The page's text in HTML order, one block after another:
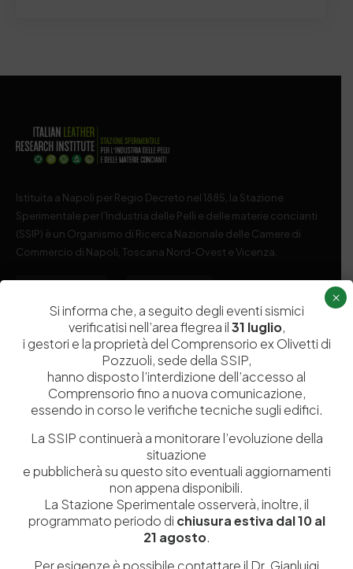
Istituita a Napoli per Regio Decreto nel 1885, la Stazione
Sperimentale per l’Industria delle Pelli e delle materie concianti
(SSIP) è un Organismo di Ricerca Nazionale delle Camere di
Commercio di Napoli, Toscana Nord-Ovest e Vicenza.
Chi siamo
Ricerca e Sviluppo
Formazione
Divulgazione scientifica e
Contatti
Laboratori
Dipartimenti di ricerca
Biblioteca
Politecnico del Cuoio
Media
Tutela Whistleblowing
Amministrazione Trasparente
Si informa che, a seguito degli eventi sismici
verificatisi nell’area flegrea il31 luglio,
i gestori e la proprietà del Comprensorio ex Olivetti di
Pozzuoli, sede della SSIP,
hanno disposto l’interdizione dell’accesso al
Comprensorio fino a nuova comunicazione,
essendo in corso le verifiche tecniche sugli edifici.
La SSIP continuerà a monitorare l’evoluzione della
situazione
e pubblicherà su questo sito eventuali aggiornamenti
non appena disponibili.
La Stazione Sperimentale osserverà, inoltre, il
programmato periodo di chiusura estiva dal 10 al
21 agosto.
Per esigenze è possibile contattare il Dr. Gianluigi
×